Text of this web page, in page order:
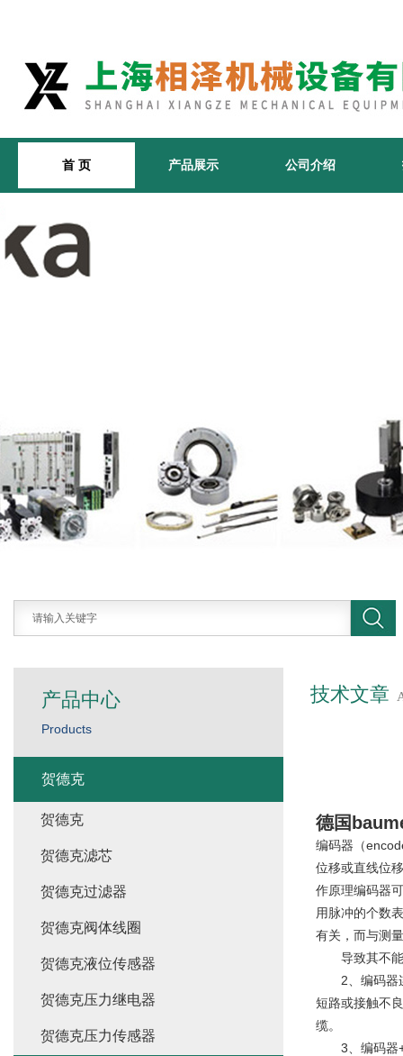
首 页 产品展示 公司介绍
技术文章
德国
编码器（
位移或直线位
作原理编码器
用脉冲的个数
有关，而与测
导致其不能
2、编码器连
短路或接触不
缆。
3、编码器
产品中心
Products
贺德克
贺德克
贺德克滤芯
贺德克过滤器
贺德克阀体线圈
贺德克液位传感器
贺德克压力继电器
贺德克压力传感器